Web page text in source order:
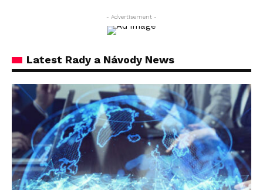
- Advertisement -
Latest Rady a Návody News